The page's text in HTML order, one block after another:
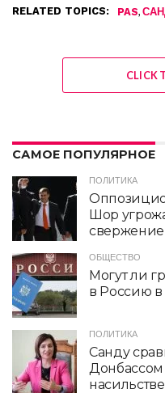
RELATED TOPICS: PAS,
CLICK
САМОЕ ПОПУЛЯРНОЕ
ПОЛИТИКА
Шор
ОБЩЕСТВО
Могут ли
в Россию
ПОЛИТИКА
Санду